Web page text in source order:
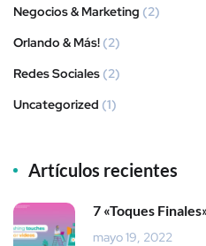
Negocios & Marketing (2)
Orlando & Más! (2)
Redes Sociales (2)
Uncategorized (1)
Artículos recientes
7 «Toques
mayo 19, 2022